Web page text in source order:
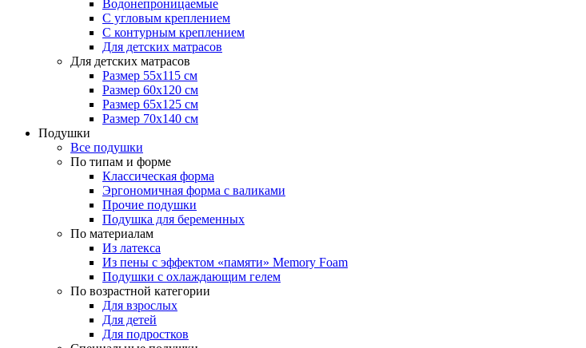
Водонепроницаемые
С угловым креплением
С контурным креплением
Для детских матрасов
Для детских матрасов
Размер 55x115 см
Размер 60x120 см
Размер 65x125 см
Размер 70x140 см
Подушки
Все подушки
По типам и форме
Классическая форма
Эргономичная форма с валиками
Прочие подушки
Подушка для беременных
По материалам
Из латекса
Из пены с эффектом «памяти» Memory Foam
Подушки с охлаждающим гелем
По возрастной категории
Для взрослых
Для детей
Для подростков